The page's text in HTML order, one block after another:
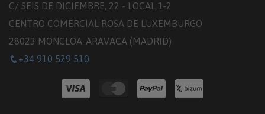
C/ SEIS DE DICIEMBRE, 22 - LOCAL 1-2
CENTRO COMERCIAL ROSA DE LUXEMBURGO
28023 MONCLOA-ARAVACA (MADRID)
+34 910 529 510